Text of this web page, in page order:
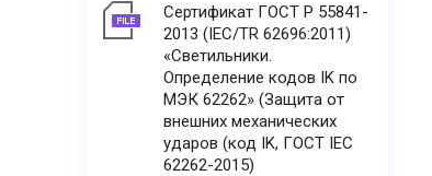
Сертификат ГОСТ Р 55841-
2013 (IEC/TR 62696:2011)
«Светильники.
Определение кодов IK по
МЭК 62262» (Защита от
внешних механических
ударов (код IK, ГОСТ IEC
62262-2015)